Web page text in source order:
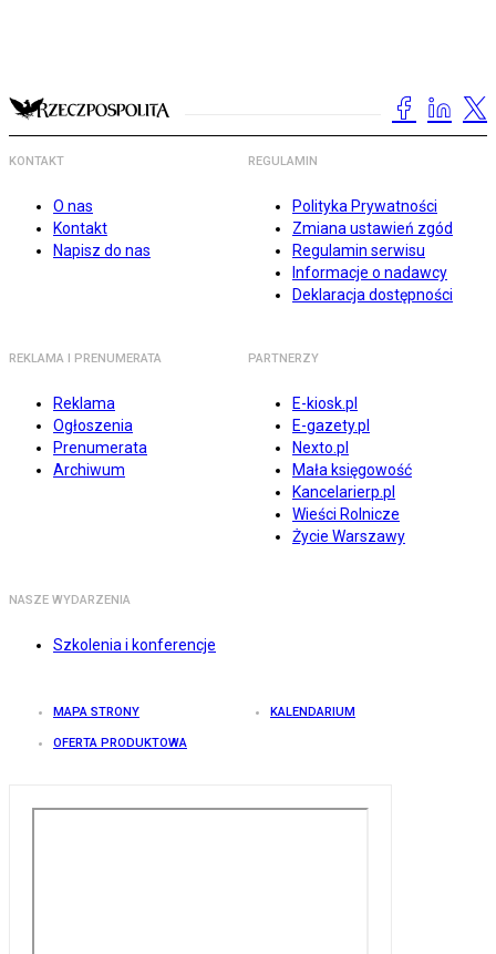
KONTAKT
O nas
Kontakt
Napisz do nas
REGULAMIN
Polityka Prywatności
Zmiana ustawień zgód
Regulamin serwisu
Informacje o nadawcy
Deklaracja dostępności
REKLAMA I PRENUMERATA
Reklama
Ogłoszenia
Prenumerata
Archiwum
PARTNERZY
E-kiosk.pl
E-gazety.pl
Nexto.pl
Mała księgowość
Kancelarierp.pl
Wieści Rolnicze
Życie Warszawy
NASZE WYDARZENIA
Szkolenia i konferencje
MAPA STRONY KALENDARIUM
OFERTA PRODUKTOWA